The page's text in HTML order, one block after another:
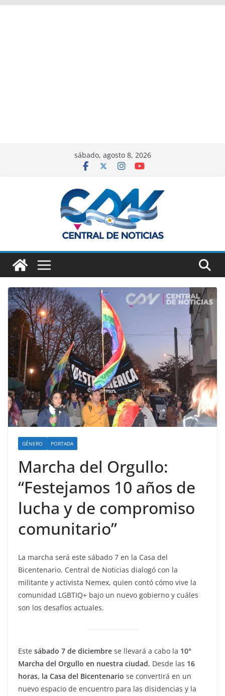
sábado, agosto 8, 2026
GÉNERO PORTADA
Marcha del Orgullo:
“Festejamos 10 años de
lucha y de compromiso
comunitario”
La marcha será este sábado 7 en la Casa del
Bicentenario. Central de Noticias dialogó con la
militante y activista Nemex, quien contó cómo vive la
comunidad LGBTIQ+ bajo un nuevo gobierno y cuáles
son los desafíos actuales.
Este sábado 7 de diciembre se llevará a cabo la 10°
Marcha del Orgullo en nuestra ciudad. Desde las 16
horas, la Casa del Bicentenario se convertirá en un
nuevo espacio de encuentro para las disidencias y la